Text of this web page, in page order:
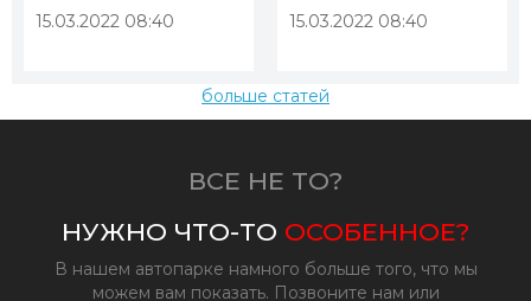
15.03.2022 08:40 15.03.2022 08:40
больше статей
ВСЕ НЕ ТО?
НУЖНО ЧТО-ТО ОСОБЕННОЕ?
В нашем автопарке намного больше того, что мы
можем вам показать. Позвоните нам или